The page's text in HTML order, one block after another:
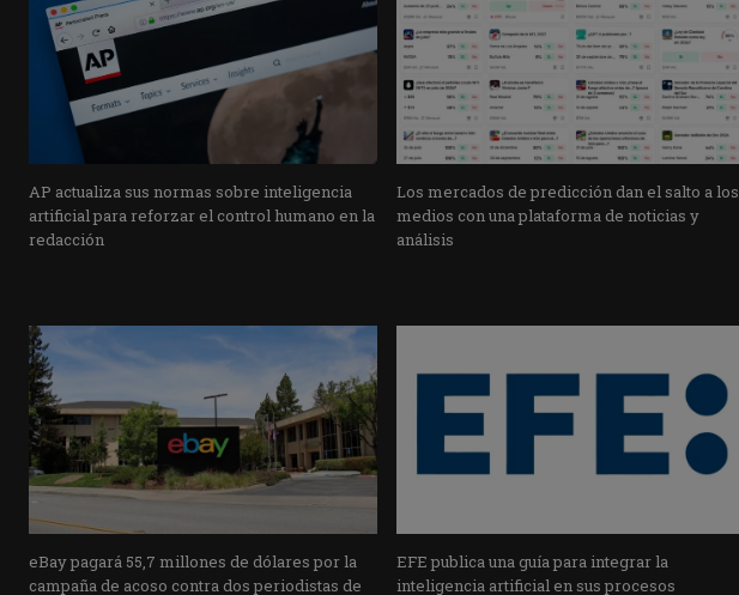
AP actualiza sus normas sobre inteligencia
artificial para reforzar el control humano en la
redacción
Los mercados de predicción dan el salto a los
medios con una plataforma de noticias y
análisis
eBay pagará 55,7 millones de dólares por la
campaña de acoso contra dos periodistas de
EFE publica una guía para integrar la
inteligencia artificial en sus procesos